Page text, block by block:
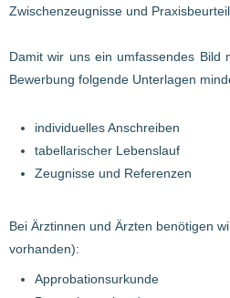
Zwischenzeugnisse und
Damit wir uns ein umfassendes Bild
Bewerbung folgende Unterlagen
individuelles Anschreiben
tabellarischer Lebenslauf
Zeugnisse und Referenzen
Bei Ärztinnen und Ärzten benötigen
vorhanden):
Approbationsurkunde